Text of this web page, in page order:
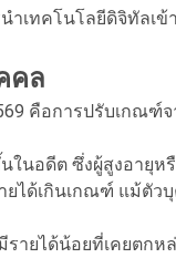
เทคโนโลยีดิจิทัลเข้
คล
คือการปรับเกณฑ์
ในอดีต ซึ่งผู้สูงอายุห
ได้เกินเกณฑ์ แม้ตัว
รายได้น้อยที่เคยตกห